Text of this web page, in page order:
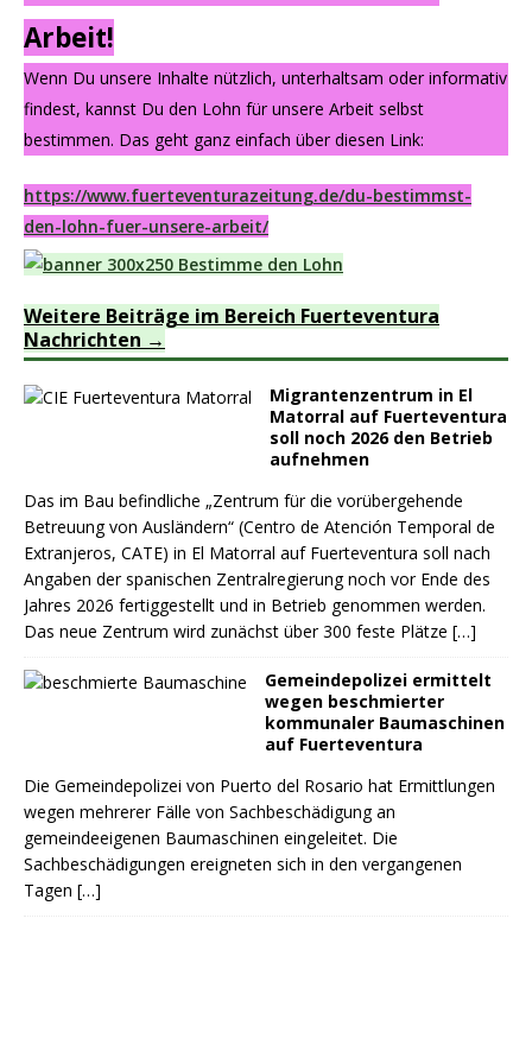
Arbeit!
Wenn Du unsere Inhalte nützlich, unterhaltsam oder informativ
findest, kannst Du den Lohn für unsere Arbeit selbst
bestimmen. Das geht ganz einfach über diesen Link:
https://www.fuerteventurazeitung.de/du-bestimmst-
den-lohn-fuer-unsere-arbeit/
Weitere Beiträge im Bereich Fuerteventura
Nachrichten
Migrantenzentrum in El
Matorral auf Fuerteventura
soll noch 2026 den Betrieb
aufnehmen
Das im Bau befindliche „Zentrum für die vorübergehende
Betreuung von Ausländern“ (Centro de Atención Temporal de
Extranjeros, CATE) in El Matorral auf Fuerteventura soll nach
Angaben der spanischen Zentralregierung noch vor Ende des
Jahres 2026 fertiggestellt und in Betrieb genommen werden.
Das neue Zentrum wird zunächst über 300 feste Plätze […]
Gemeindepolizei ermittelt
wegen beschmierter
kommunaler Baumaschinen
auf Fuerteventura
Die Gemeindepolizei von Puerto del Rosario hat Ermittlungen
wegen mehrerer Fälle von Sachbeschädigung an
gemeindeeigenen Baumaschinen eingeleitet. Die
Sachbeschädigungen ereigneten sich in den vergangenen
Tagen […]